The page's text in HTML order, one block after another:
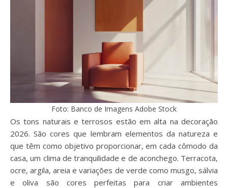
Foto: Banco de Imagens Adobe Stock
Os tons naturais e terrosos estão em alta na decoração
2026. São cores que lembram elementos da natureza e
que têm como objetivo proporcionar, em cada cômodo da
casa, um clima de tranquilidade e de aconchego. Terracota,
ocre, argila, areia e variações de verde como musgo, sálvia
e oliva são cores perfeitas para criar ambientes